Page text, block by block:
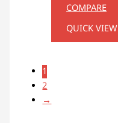
COMPARE
QUICK VIEW
1
2
→